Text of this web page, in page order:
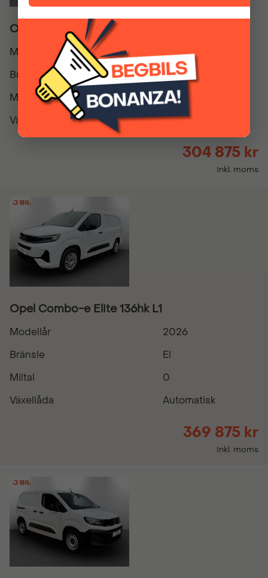
Opel Combo BlueHDi 100hk L1
Modellår
2026
Bränsle
Diesel
Miltal
0
Växellåda
Manuell
304 875 kr
Inkl. moms
Opel Combo-e Elite 136hk L1
Modellår
2026
Bränsle
El
Miltal
0
Växellåda
Automatisk
369 875 kr
Inkl. moms